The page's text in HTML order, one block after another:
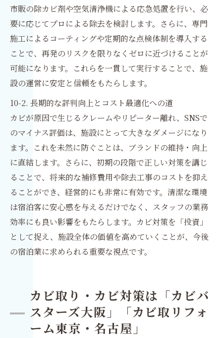
市販の除カビ剤や空気清浄機による応急処置を行い、必
要に応じてプロによる除去を検討します。さらに、専門
施工によるコーティングや定期的な点検体制を導入する
ことで、再発のリスクを限りなくゼロに近づけることが
可能になります。これらを一貫して実行することで、施
設の運営に安定と信頼をもたらします。
10-2. 長期的な評判向上とコスト最適化への道
カビが原因で生じるクレームやリピーター離れ、SNSで
のマイナス評価は、施設にとって大きなダメージになり
ます。これを未然に防ぐことは、ブランドの維持・向上
に直結します。さらに、初期の段階で正しい対策を講じ
ることで、将来的な補修費用や除去工事のコストを抑え
ることができ、経営的にも非常に有効です。清潔な環境
は宿泊客に安心感を与えるだけでなく、スタッフの業務
効率にも良い影響をもたらします。カビ対策を「投資」
として捉え、施設全体の価値を高めていくことが、今後
の宿泊業に求められる重要な視点です。
カビ取り・カビ対策は「カビバ
スターズ大阪」「カビ取リフォ
ーム東京・名古屋」